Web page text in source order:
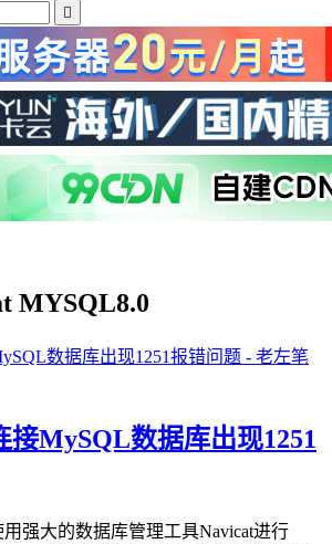

MYSQL8.0
接MySQL数据库出现1251
强大的数据库管理工具Navicat进行